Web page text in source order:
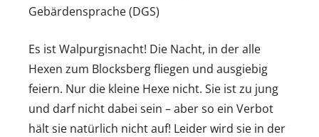
Gebärdensprache (DGS)
Es ist Walpurgisnacht! Die Nacht, in der alle
Hexen zum Blocksberg fliegen und ausgiebig
feiern. Nur die kleine Hexe nicht. Sie ist zu jung
und darf nicht dabei sein – aber so ein Verbot
hält sie natürlich nicht auf! Leider wird sie in der